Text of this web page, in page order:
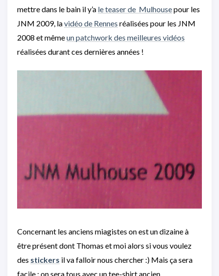
mettre dans le bain il y’a le teaser de Mulhousepour les
JNM 2009, lavidéo de Rennes réalisées pour les JNM
2008 et mêmeun patchwork des meilleures vidéos
réalisées durant ces dernières années !
Concernant les anciens miagistes on est un dizaine à
être présent dont Thomas et moi alors si vous voulez
des stickers il va falloir nous chercher :) Mais ça sera
facile : on sera tous avec un tee-shirt ancien